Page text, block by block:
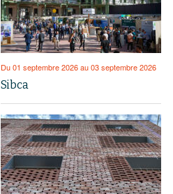
Du 01 septembre 2026 au 03 septembre 2026
Sibca